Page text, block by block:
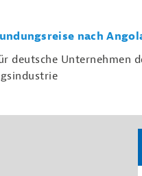
nach
deutsche Unternehmen